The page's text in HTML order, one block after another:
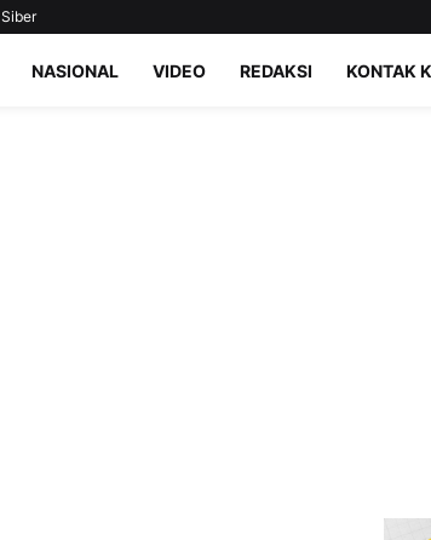
Siber
NASIONAL VIDEO REDAKSI KONTAK